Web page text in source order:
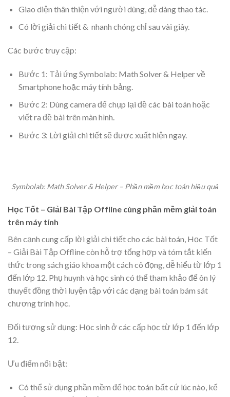
Giao diện thân thiện với người dùng, dễ dàng thao tác.
Có lời giải chi tiết & nhanh chóng chỉ sau vài giây.
Các bước truy cập:
Bước 1: Tải ứng Symbolab: Math Solver & Helper về
Smartphone hoặc máy tính bảng.
Bước 2: Dùng camera để chụp lại đề các bài toán hoặc
viết ra đề bài trên màn hình.
Bước 3: Lời giải chi tiết sẽ được xuất hiện ngay.
Symbolab: Math Solver & Helper – Phần mềm học toán hiệu quả
Học Tốt – Giải Bài Tập Offline cùng phần mềm giải toán
trên máy tính
Bên cạnh cung cấp lời giải chi tiết cho các bài toán, Học Tốt
– Giải Bài Tập Offline còn hỗ trợ tổng hợp và tóm tắt kiến
thức trong sách giáo khoa một cách cô đọng, dễ hiểu từ lớp 1
đến lớp 12. Phụ huynh và học sinh có thể tham khảo để ôn lý
thuyết đồng thời luyện tập với các dạng bài toán bám sát
chương trình học.
Đối tượng sử dụng: Học sinh ở các cấp học từ lớp 1 đến lớp
12.
Ưu điểm nổi bật:
Có thể sử dụng phần mềm để học toán bất cứ lúc nào, kể